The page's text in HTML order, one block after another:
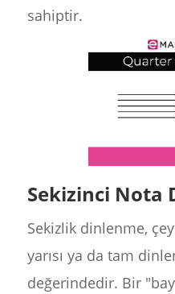
sahiptir.
Sekizinci Nota
Sekizlik dinlenme,
yarısı ya da tam
değerindedir. Bir